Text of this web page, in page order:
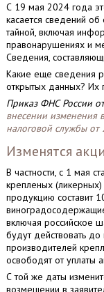
С 19 мая 2024 года
касается сведений
тайной, включая
правонарушениях и
Сведения,
Какие еще сведения
открытых данных? Их
Приказ ФНС России
внесении изменения
налоговой службы
Изменятся
В частности, с 1 мая
крепленых
продукцию составит
включая российское
будут действовать
производителей
освободят от уплаты
С той же даты
возмещении в